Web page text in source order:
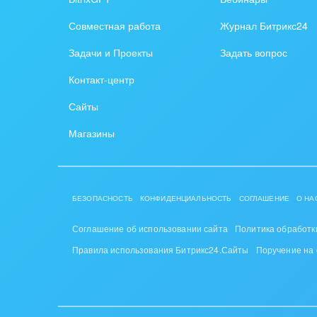
Интернет-магазин и CRM
внедрения
Внедрение для медицины
Внедрение онлайн-
/ Интранета
Совместная работа
Задачи и Проекты
Контакт-центр
Сайты
Магазины
Журнал Битрикс24
Задать вопрос
БЕЗОПАСНОСТЬ КОНФИДЕНЦИАЛЬНОСТЬ СОГЛАШЕНИЕ О
Соглашение об использовании сайта
Политика
Правила использования Битрикс24.Сайты
Поручение на